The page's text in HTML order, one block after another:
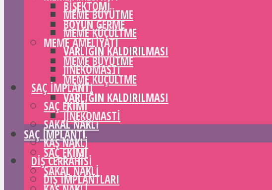
MEME BÜYÜTME
MEME KÜÇÜLTME
VARLIĞIN KALDIRILMASI
JINEKOMASTI
SAÇ IMPLANTI
SAÇ EKIMI
SAKAL NAKLI
KAŞ NAKLI
DIŞ CERRAHISI
DIŞ IMPLANTLARI
BIŞEKTOMI
BOYUN GERME
MEME AMELIYATI
MEME BÜYÜTME
MEME KÜÇÜLTME
VARLIĞIN KALDIRILMASI
JINEKOMASTI
SAÇ IMPLANTI
SAÇ EKIMI
SAKAL NAKLI